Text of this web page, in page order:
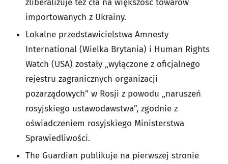
importowanych z Ukrainy.
Lokalne przedstawicielstwa Amnesty
International (Wielka Brytania) i Human Rights
Watch (USA) zostały „wyłączone z oficjalnego
rejestru zagranicznych organizacji
pozarządowych” w Rosji z powodu „naruszeń
rosyjskiego ustawodawstwa”, zgodnie z
oświadczeniem rosyjskiego Ministerstwa
Sprawiedliwości.
The Guardian publikuje na pierwszej stronie